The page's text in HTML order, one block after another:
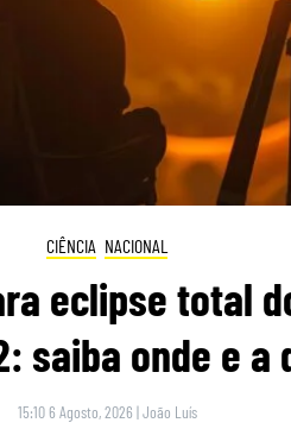
CIÊNCIA NACIONAL
eclipse total
saiba onde e a
15:10 6 Agosto, 2026 |João Luís